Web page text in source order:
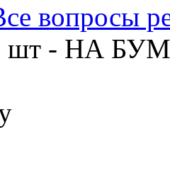
вопросы
шт - НА